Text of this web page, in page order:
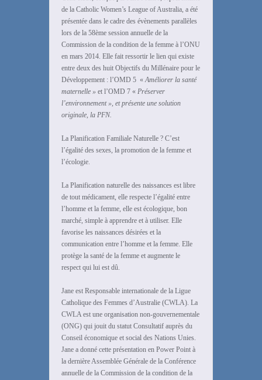
de la Catholic Women’s League of Australia, a été
présentée dans le cadre des évènements parallèles
lors de la 58ème session annuelle de la
Commission de la condition de la femme à l’ONU
en mars 2014. Elle fait ressortir le lien qui existe
entre deux des huit Objectifs du Millénaire pour le
Développement : l’OMD 5 «Améliorer la santé
maternelle » et l’OMD 7 « Préserver
l’environnement », et présente une solution
originale, la PFN.
La Planification Familiale Naturelle ? C’est
l’égalité des sexes, la promotion de la femme et
l’écologie.
La Planification naturelle des naissances est libre
de tout médicament, elle respecte l’égalité entre
l’homme et la femme, elle est écologique, bon
marché, simple à apprendre et à utiliser. Elle
favorise les naissances désirées et la
communication entre l’homme et la femme. Elle
protège la santé de la femme et augmente le
respect qui lui est dû.
Jane est Responsable internationale de la Ligue
Catholique des Femmes d’Australie (CWLA). La
CWLA est une organisation non-gouvernementale
(ONG) qui jouit du statut Consultatif auprès du
Conseil économique et social des Nations Unies.
Jane a donné cette présentation en Power Point à
la dernière Assemblée Générale de la Conférence
annuelle de la Commission de la condition de la